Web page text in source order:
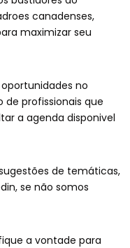
canadenses,
maximizar seu
no
profissionais que
a agenda disponivel
de temáticas,
se não somos
a vontade para